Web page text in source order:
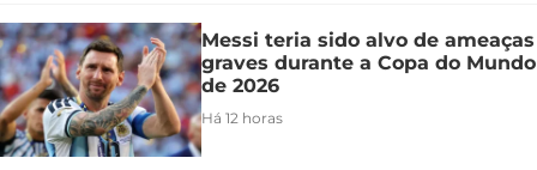
Messi teria sido alvo de ameaças
graves durante a Copa do Mundo
de 2026
Há 12 horas